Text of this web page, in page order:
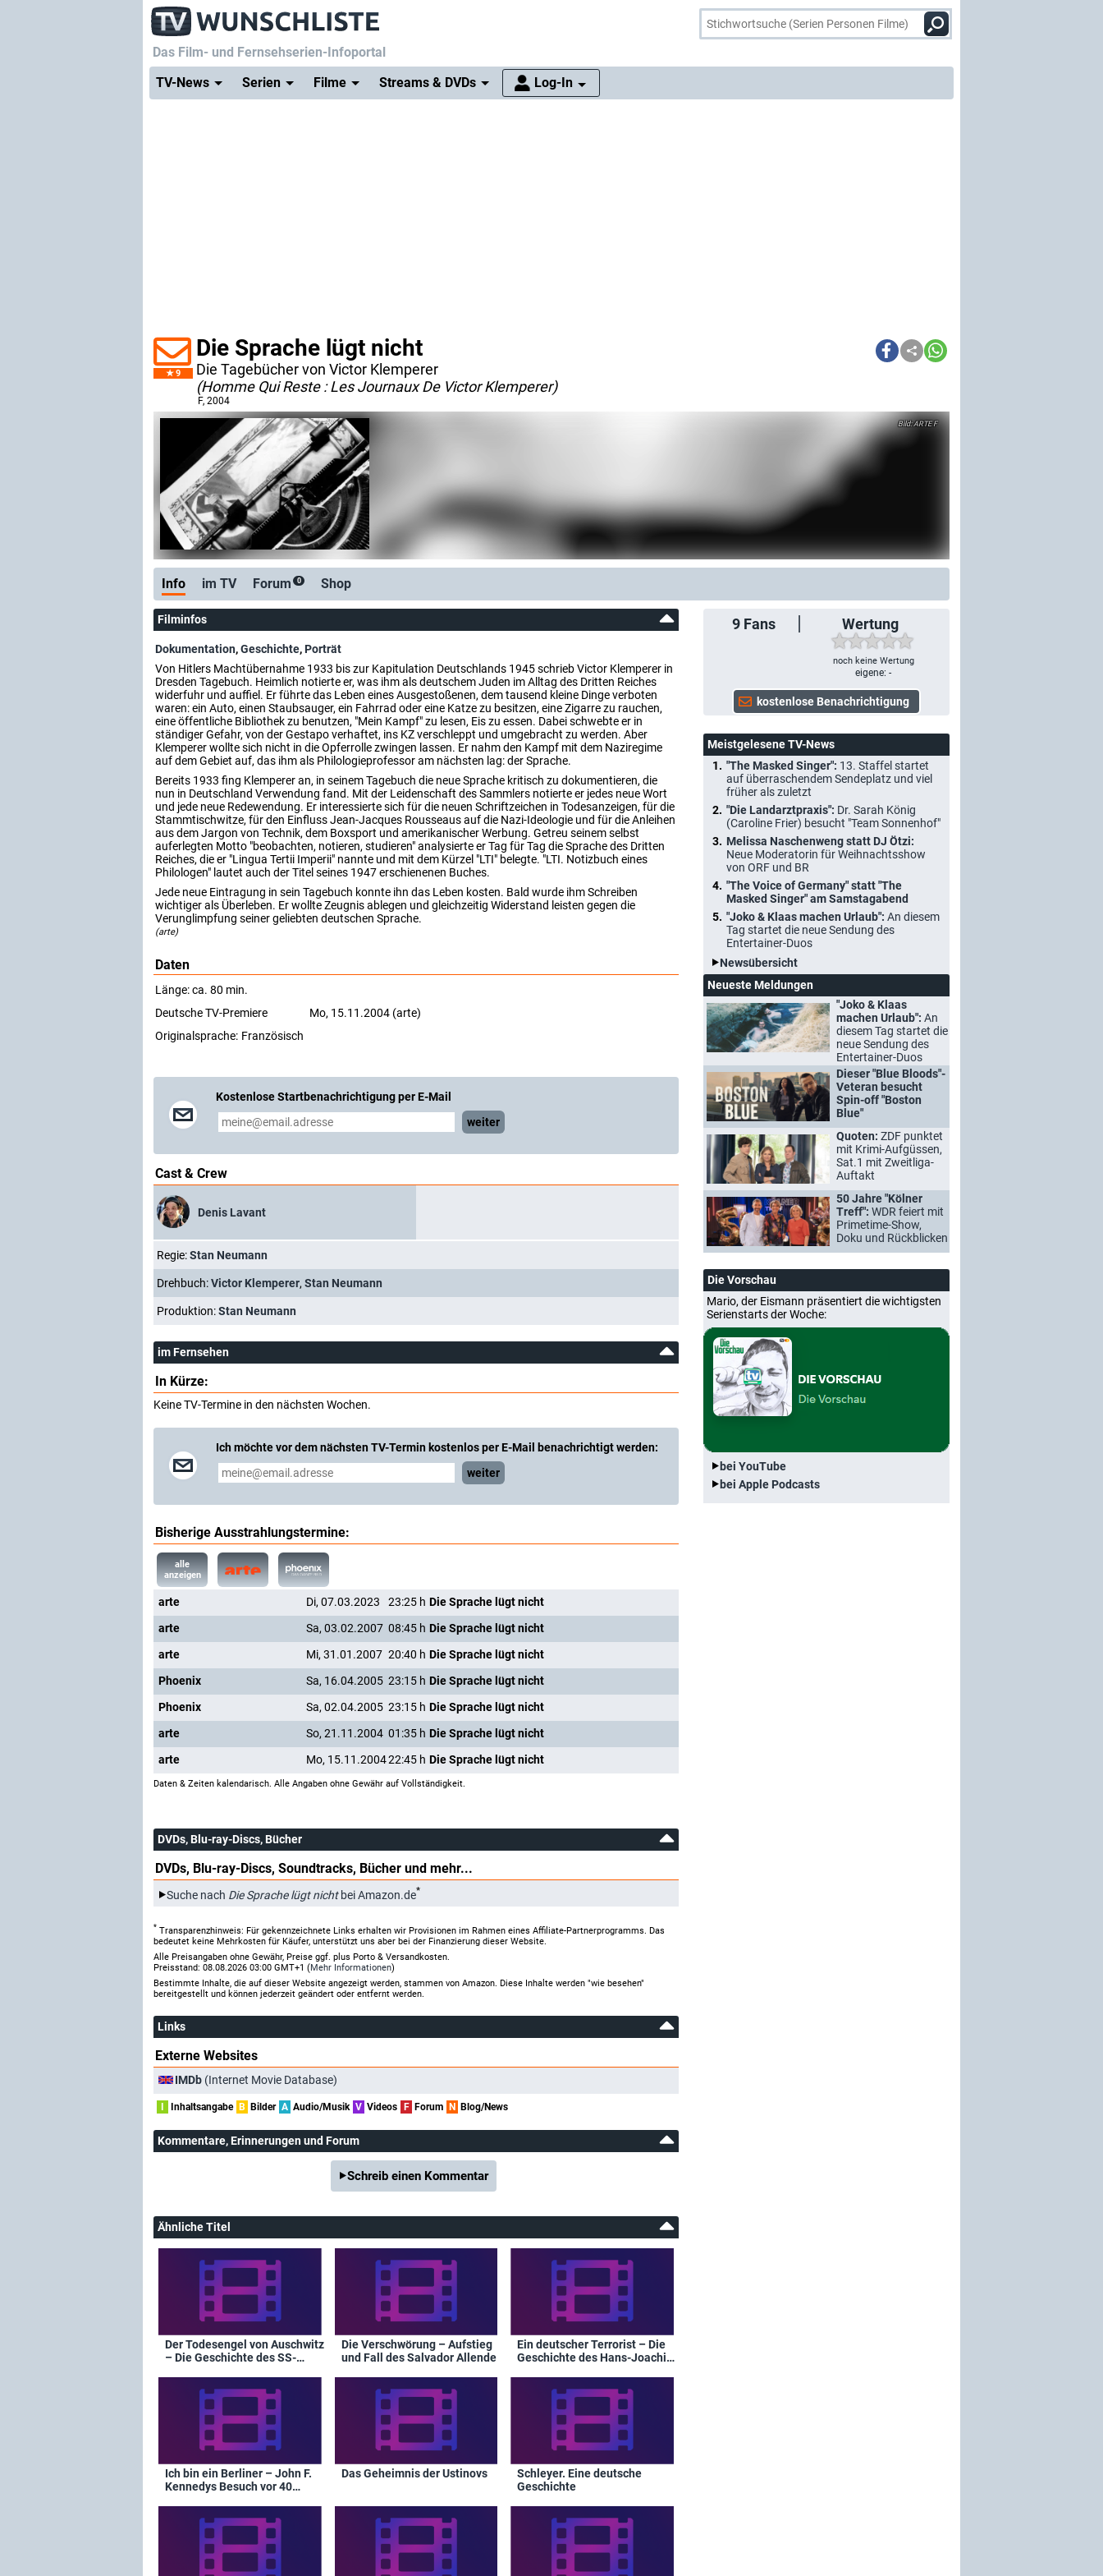
Das Film- und Fernsehserien-Infoportal
TV-News
Serien Filme Streams & DVDs Log-In
9
Die Sprache lügt nicht
Die Tagebücher von Victor Klemperer
(Homme Qui Reste : Les Journaux De Victor Klemperer)
F, 2004
ARTE F
Info im TV Forum 0 Shop
9 Fans Wertung
noch keine Wertung
eigene: -
Filminfos
Dokumentation,Geschichte,Porträt
Von Hitlers Machtübernahme 1933 bis zur Kapitulation Deutschlands 1945 schrieb Victor Klemperer in
Dresden Tagebuch. Heimlich notierte er, was ihm als deutschem Juden im Alltag des Dritten Reiches
widerfuhr und auffiel. Er führte das Leben eines Ausgestoßenen, dem tausend kleine Dinge verboten
waren: ein Auto, einen Staubsauger, ein Fahrrad oder eine Katze zu besitzen, eine Zigarre zu rauchen,
eine öffentliche Bibliothek zu benutzen, "Mein Kampf" zu lesen, Eis zu essen. Dabei schwebte er in
ständiger Gefahr, von der Gestapo verhaftet, ins KZ verschleppt und umgebracht zu werden. Aber
Klemperer wollte sich nicht in die Opferrolle zwingen lassen. Er nahm den Kampf mit dem Naziregime
auf dem Gebiet auf, das ihm als Philologieprofessor am nächsten lag: der Sprache.
Bereits 1933 fing Klemperer an, in seinem Tagebuch die neue Sprache kritisch zu dokumentieren, die
nun in Deutschland Verwendung fand. Mit der Leidenschaft des Sammlers notierte er jedes neue Wort
und jede neue Redewendung. Er interessierte sich für die neuen Schriftzeichen in Todesanzeigen, für die
Stammtischwitze, für den Einfluss Jean-Jacques Rousseaus auf die Nazi-Ideologie und für die Anleihen
aus dem Jargon von Technik, dem Boxsport und amerikanischer Werbung. Getreu seinem selbst
auferlegten Motto "beobachten, notieren, studieren" analysierte er Tag für Tag die Sprache des Dritten
Reiches, die er "Lingua Tertii Imperii" nannte und mit dem Kürzel "LTI" belegte. "LTI. Notizbuch eines
Philologen" lautet auch der Titel seines 1947 erschienenen Buches.
Jede neue Eintragung in sein Tagebuch konnte ihn das Leben kosten. Bald wurde ihm Schreiben
wichtiger als Überleben. Er wollte Zeugnis ablegen und gleichzeitig Widerstand leisten gegen die
Verunglimpfung seiner geliebten deutschen Sprache.
(arte)
Daten
Länge: ca. 80 min.
Deutsche TV-Premiere
Mo, 15.11.2004 (arte)
Originalsprache: Französisch
Kostenlose Startbenachrichtigung per E-Mail
weiter
Cast & Crew
Denis Lavant
Regie:Stan Neumann
Drehbuch:Victor Klemperer, Stan Neumann
Produktion:Stan Neumann
im Fernsehen
In Kürze:
Keine TV-Termine in den nächsten Wochen.
Ich möchte vor dem nächsten TV-Termin kostenlos per E-Mail benachrichtigt werden:
weiter
Bisherige Ausstrahlungstermine:
alle
anzeigen
arte Di, 07.03.2023 23:25 h Die Sprache lügt nicht
arte
Sa, 03.02.2007 08:45 h Die Sprache lügt nicht
arte
Mi, 31.01.2007 20:40 h Die Sprache lügt nicht
Phoenix
Sa, 16.04.2005 23:15 h Die Sprache lügt nicht
Phoenix
Sa, 02.04.2005 23:15 h Die Sprache lügt nicht
arte
So, 21.11.2004 01:35 h Die Sprache lügt nicht
arte
Mo, 15.11.200422:45 h Die Sprache lügt nicht
Daten & Zeiten kalendarisch. Alle Angaben ohne Gewähr auf Vollständigkeit.
DVDs, Blu-ray-Discs, Bücher
DVDs, Blu-ray-Discs, Soundtracks, Bücher und mehr...
Suche nach Die Sprache lügt nichtbei Amazon.de*
* Transparenzhinweis: Für gekennzeichnete Links erhalten wir Provisionen im Rahmen eines Affiliate-Partnerprogramms. Das
bedeutet keine Mehrkosten für Käufer, unterstützt uns aber bei der Finanzierung dieser Website.
Alle Preisangaben ohne Gewähr, Preise ggf. plus Porto & Versandkosten.
Preisstand: 08.08.2026 03:00 GMT+1 (Mehr Informationen)
Bestimmte Inhalte, die auf dieser Website angezeigt werden, stammen von Amazon. Diese Inhalte werden "wie besehen"
bereitgestellt und können jederzeit geändert oder entfernt werden.
Links
Externe Websites
IMDb (Internet Movie Database)
I Inhaltsangabe B Bilder A Audio/Musik V Videos F Forum N Blog/News
Kommentare, Erinnerungen und Forum
Schreib einen Kommentar
Ähnliche Titel
Der Todesengel von Auschwitz
– Die Geschichte des SS-
Die Verschwörung – Aufstieg
und Fall des Salvador Allende
Ein deutscher Terrorist – Die
Geschichte des Hans-Joachim
Ich bin ein Berliner – John F.
Kennedys Besuch vor 40
Das Geheimnis der Ustinovs
Schleyer. Eine deutsche
Geschichte
Meistgelesene TV-News
"The Masked Singer": 13. Staffel startet
auf überraschendem Sendeplatz und viel
früher als zuletzt
"Die Landarztpraxis": Dr. Sarah König
(Caroline Frier) besucht "Team Sonnenhof"
Melissa Naschenweng statt DJ Ötzi:
Neue Moderatorin für Weihnachtsshow
von ORF und BR
"The Voice of Germany" statt "The
Masked Singer" am Samstagabend
"Joko & Klaas machen Urlaub": An diesem
Tag startet die neue Sendung des
Entertainer-Duos
Newsübersicht
Neueste Meldungen
"Joko & Klaas
machen Urlaub": An
diesem Tag startet die
neue Sendung des
Entertainer-Duos
Dieser "Blue Bloods"-
Veteran besucht
Spin-off "Boston
Blue"
Quoten: ZDF punktet
mit Krimi-Aufgüssen,
Sat.1 mit Zweitliga-
Auftakt
50 Jahre "Kölner
Treff": WDR feiert mit
Primetime-Show,
Doku und Rückblicken
Die Vorschau
Mario, der Eismann präsentiert die wichtigsten
Serienstarts der Woche:
bei YouTube
bei Apple Podcasts